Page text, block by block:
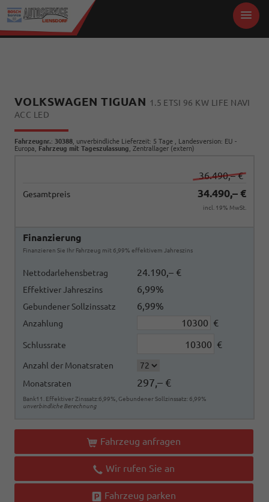
VOLKSWAGEN TIGUAN 1.5 ETSI 96 KW LIFE NAVI
ACC LED
Fahrzeugnr.: 30388 , unverbindliche Lieferzeit: 5 Tage , Landesversion: EU -
Europa, Fahrzeug mit Tageszulassung , Zentrallager (extern)
36.490,– €
Gesamtpreis 34.490,– €
incl. 19% MwSt.
Finanzierung
Finanzieren Sie Ihr Fahrzeug mit 6,99% effektivem Jahreszins
Nettodarlehensbetrag 24.190,– €
Effektiver Jahreszins 6,99%
Gebundener Sollzinssatz 6,99%
Anzahlung €
Schlussrate €
Anzahl der Monatsraten
Monatsraten
297,– €
Bank11. Effektiver Zinssatz:6,99%, Gebundener Sollzinssatz: 6,99%
unverbindliche Berechnung
Fahrzeug anfragen
Wir rufen Sie an
Fahrzeug parken